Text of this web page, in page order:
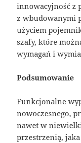
innowacyjność z
z wbudowanymi
użyciem
szafy, które
wymagań i
Podsumowanie
Funkcjonalne
nowoczesnego,
nawet w
przestrzenią,